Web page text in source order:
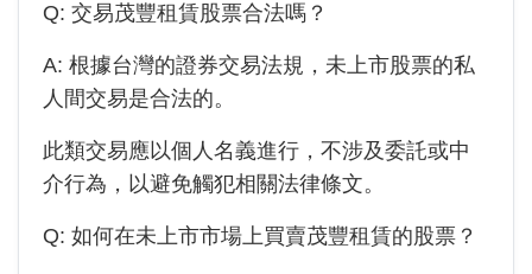
Q: 交易茂豐租賃股票合法嗎？
A: 根據台灣的證券交易法規，未上市股票的私
人間交易是合法的。
此類交易應以個人名義進行，不涉及委託或中
介行為，以避免觸犯相關法律條文。
Q: 如何在未上市市場上買賣茂豐租賃的股票？